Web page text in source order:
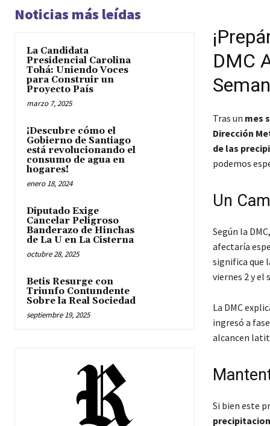
Noticias más leídas
La Candidata
Presidencial Carolina
Tohá: Uniendo Voces
para Construir un
Proyecto País
marzo 7, 2025
¡Descubre cómo el
Gobierno de Santiago
está revolucionando el
consumo de agua en
hogares!
enero 18, 2024
Diputado Exige
Cancelar Peligroso
Banderazo de Hinchas
de La U en La Cisterna
octubre 28, 2025
Betis Resurge con
Triunfo Contundente
Sobre la Real Sociedad
septiembre 19, 2025
DMC
Tras un mes
Dirección
de las
podemos
Un
Según la
afectaría
significa que
viernes 2 y el
La DMC
ingresó a
alcancen
Si bien este